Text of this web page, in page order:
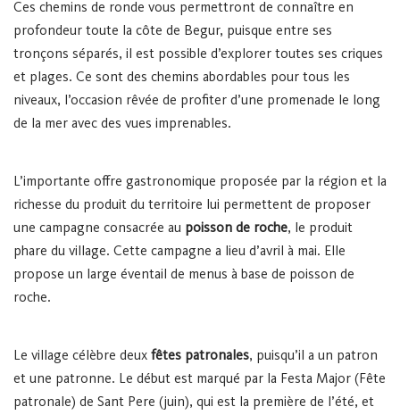
Ces chemins de ronde vous permettront de connaître en
profondeur toute la côte de Begur, puisque entre ses
tronçons séparés, il est possible d’explorer toutes ses criques
et plages. Ce sont des chemins abordables pour tous les
niveaux, l’occasion rêvée de profiter d’une promenade le long
de la mer avec des vues imprenables.
L’importante offre gastronomique proposée par la région et la
richesse du produit du territoire lui permettent de proposer
une campagne consacrée au poisson de roche, le produit
phare du village. Cette campagne a lieu d’avril à mai. Elle
propose un large éventail de menus à base de poisson de
roche.
Le village célèbre deux fêtes patronales, puisqu’il a un patron
et une patronne. Le début est marqué par la Festa Major (Fête
patronale) de Sant Pere (juin), qui est la première de l’été, et